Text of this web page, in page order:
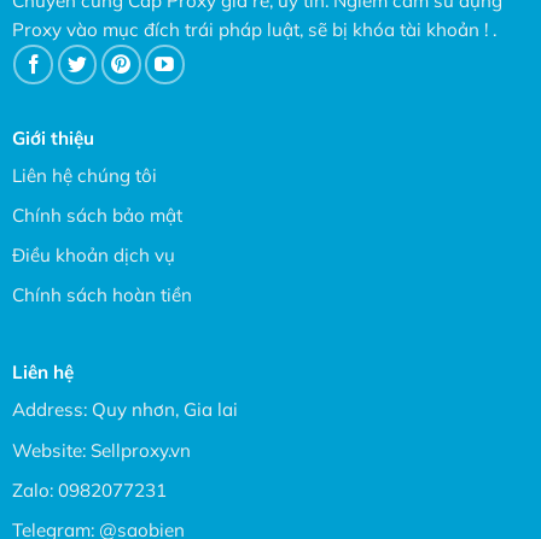
Proxy vào mục đích trái pháp luật, sẽ bị khóa tài khoản ! .
Giới thiệu
Liên hệ chúng tôi
Chính sách bảo mật
Điều khoản dịch vụ
Chính sách hoàn tiền
Liên hệ
Address: Quy nhơn, Gia lai
Website: Sellproxy.vn
Zalo: 0982077231
Telegram: @saobien